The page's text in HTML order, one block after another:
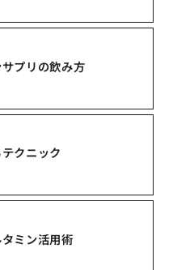
プリの飲み方
クニック
ミン活用術